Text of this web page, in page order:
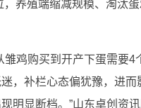
，养殖端缩减规模、淘汰
雏鸡购买到开产下蛋需要
，补栏心态偏犹豫，进
明显断档。”山东卓创资